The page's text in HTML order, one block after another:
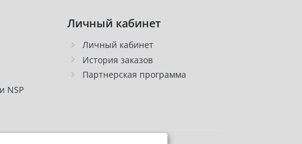
NSP
Личный кабинет
Личный кабинет
История заказов
Партнерская программа